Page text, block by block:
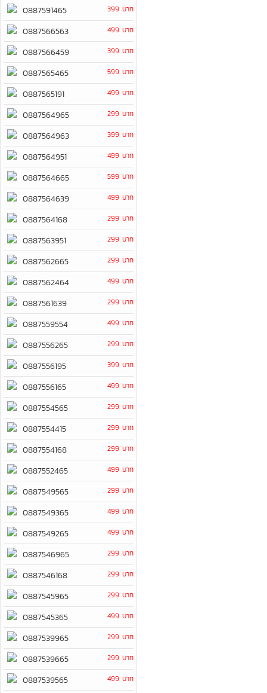
0887591465 399 บาท
0887566563 499 บาท
0887566459 399 บาท
0887565465 599 บาท
0887565191 499 บาท
0887564965 299 บาท
0887564963 399 บาท
0887564951 499 บาท
0887564665 599 บาท
0887564639 499 บาท
0887564168 299 บาท
0887563951 299 บาท
0887562665 299 บาท
0887562464 499 บาท
0887561639 299 บาท
0887559554 499 บาท
0887556265 299 บาท
0887556195 399 บาท
0887556165 499 บาท
0887554565 299 บาท
0887554415 299 บาท
0887554168 299 บาท
0887552465 499 บาท
0887549565 299 บาท
0887549365 499 บาท
0887549265 499 บาท
0887546965 299 บาท
0887546168 299 บาท
0887545965 299 บาท
0887545365 499 บาท
0887539965 299 บาท
0887539665 299 บาท
0887539565 499 บาท